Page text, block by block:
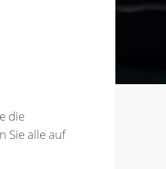
die
Sie alle auf